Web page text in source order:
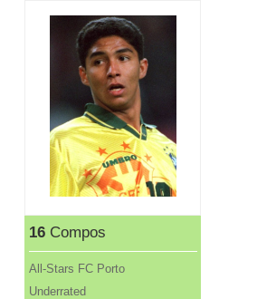
16Compos
All-Stars FC Porto
Underrated